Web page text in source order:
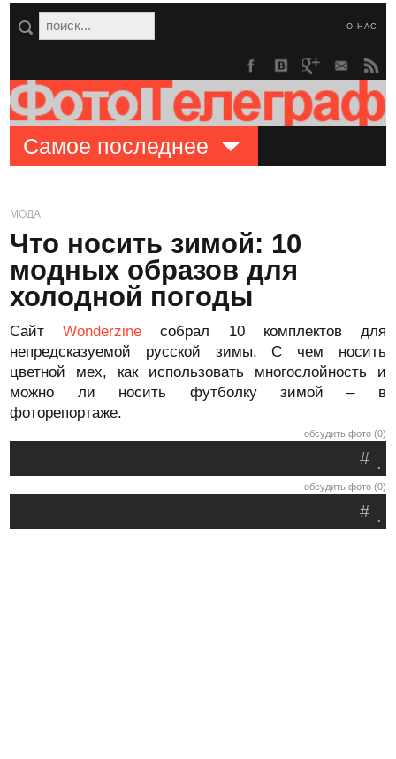
О НАС
Самое последнее
МОДА
Что носить зимой: 10
модных образов для
холодной погоды
СайтWonderzineсобрал 10 комплектов для
непредсказуемой русской зимы. С чем носить
цветной мех, как использовать многослойность и
можно ли носить футболку зимой – в
фоторепортаже.
обсудить фото (0)
.
#
обсудить фото (0)
.
#